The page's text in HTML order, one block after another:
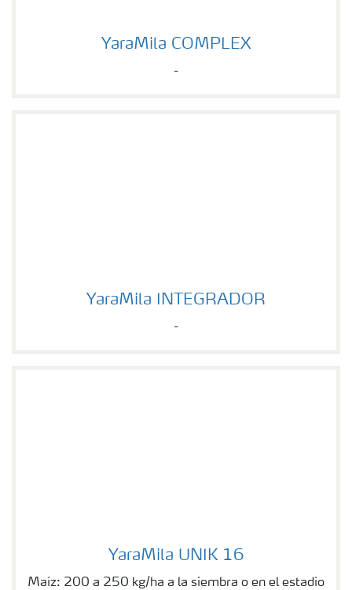
YaraMila COMPLEX
-
YaraMila INTEGRADOR
-
YaraMila UNIK 16
Maíz: 200 a 250 kg/ha a la siembra o en el estadio